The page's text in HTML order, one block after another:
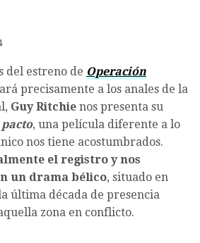
del estreno de Operación
precisamente a los anales de la
Guy Ritchie nos presenta su
, una película diferente a lo
nos tiene acostumbrados.
el registro y nos
un drama bélico, situado en
última década de presencia
zona en conflicto.